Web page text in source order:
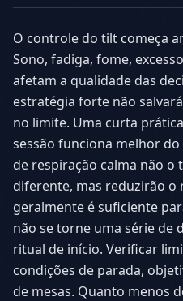
O controle do tilt começa
Sono, fadiga, fome,
afetam a qualidade das
estratégia forte não
no limite. Uma curta
sessão funciona melhor
de respiração calma não o
diferente, mas reduzirão o
geralmente é suficiente
não se torne uma série de
ritual de início. Verificar
condições de parada,
de mesas. Quanto menos